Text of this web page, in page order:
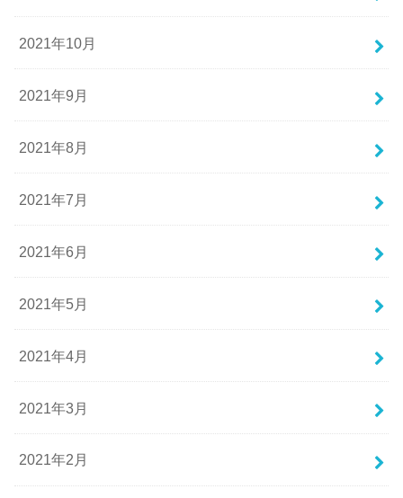
2021年10月
2021年9月
2021年8月
2021年7月
2021年6月
2021年5月
2021年4月
2021年3月
2021年2月